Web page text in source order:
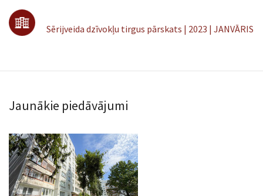
Sērijveida dzīvokļu tirgus pārskats | 2023 | JANVĀRIS
Jaunākie piedāvājumi